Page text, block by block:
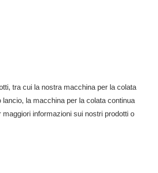
tra cui la nostra macchina per la colata
la macchina per la colata continua
informazioni sui nostri prodotti o